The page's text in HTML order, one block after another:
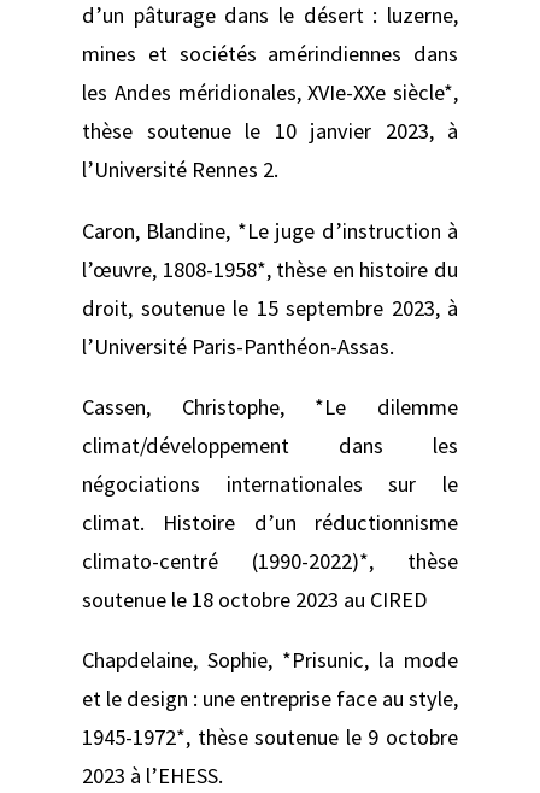
d’un pâturage dans le désert : luzerne,
mines et sociétés amérindiennes dans
les Andes méridionales, XVIe-XXe siècle*,
thèse soutenue le 10 janvier 2023, à
l’Université Rennes 2.
Caron, Blandine, *Le juge d’instruction à
l’œuvre, 1808-1958*, thèse en histoire du
droit, soutenue le 15 septembre 2023, à
l’Université Paris-Panthéon-Assas.
Cassen, Christophe, *Le dilemme
climat/développement dans les
négociations internationales sur le
climat. Histoire d’un réductionnisme
climato-centré (1990-2022)*, thèse
soutenue le 18 octobre 2023 au CIRED
Chapdelaine, Sophie, *Prisunic, la mode
et le design : une entreprise face au style,
1945-1972*, thèse soutenue le 9 octobre
2023 à l’EHESS.